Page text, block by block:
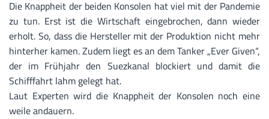
Die Knappheit der beiden Konsolen hat viel mit der Pandemie
zu tun. Erst ist die Wirtschaft eingebrochen, dann wieder
erholt. So, dass die Hersteller mit der Produktion nicht mehr
hinterher kamen. Zudem liegt es an dem Tanker „Ever Given“,
der im Frühjahr den Suezkanal blockiert und damit die
Schifffahrt lahm gelegt hat.
Laut Experten wird die Knappheit der Konsolen noch eine
weile andauern.